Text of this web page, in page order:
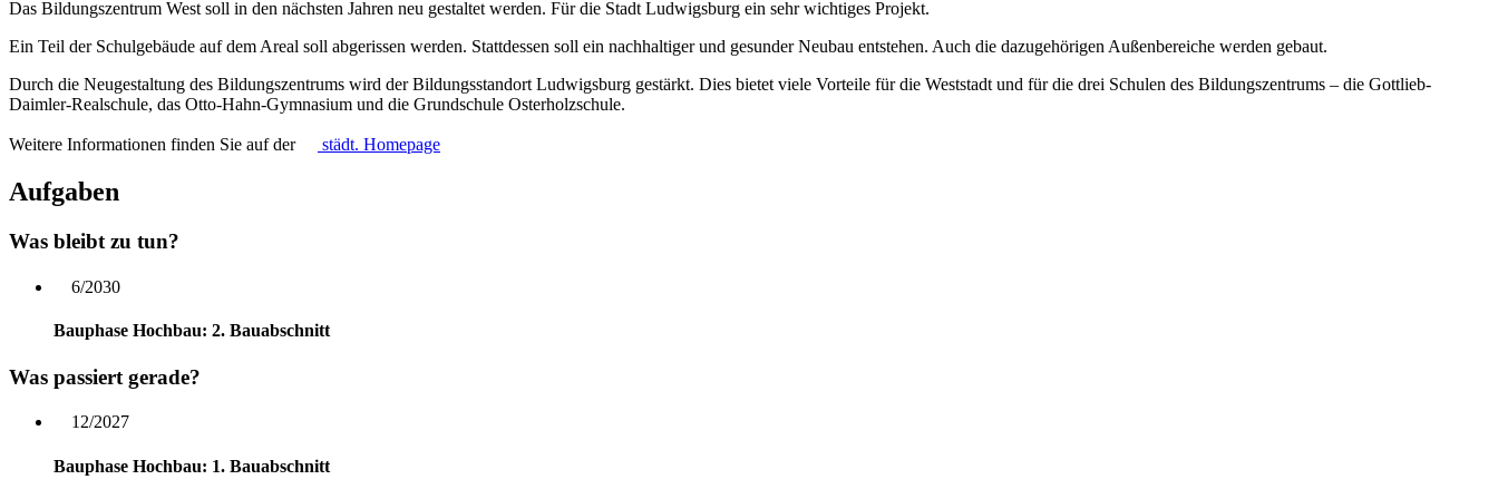
Das Bildungszentrum West soll in den nächsten Jahren neu gestaltet werden. Für die Stadt Ludwigsburg ein sehr wichtiges Projekt.
Ein Teil der Schulgebäude auf dem Areal soll abgerissen werden. Stattdessen soll ein nachhaltiger und gesunder Neubau entstehen. Auch die dazugehörigen Außenbereiche werden gebaut.
Durch die Neugestaltung des Bildungszentrums wird der Bildungsstandort Ludwigsburg gestärkt. Dies bietet viele Vorteile für die Weststadt und für die drei Schulen des Bildungszentrums – die Gottlieb-
Daimler-Realschule, das Otto-Hahn-Gymnasium und die Grundschule Osterholzschule.
Weitere Informationen finden Sie auf der städt. Homepage
Aufgaben
Was bleibt zu tun?
6/2030
Bauphase Hochbau: 2. Bauabschnitt
Was passiert gerade?
12/2027
Bauphase Hochbau: 1. Bauabschnitt